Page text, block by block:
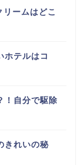
ームはどこ
ホテルはコ
！自分で駆除
きれいの秘